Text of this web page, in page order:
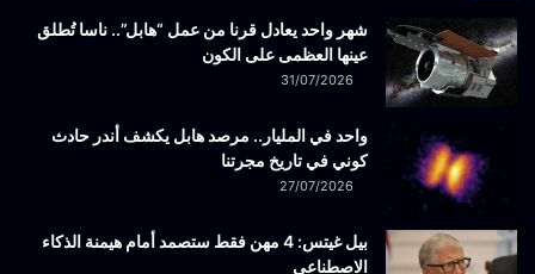
شهر واحد يعادل قرنا من عمل “هابل”.. ناسا تُطلق
عينها العظمى على الكون
31/07/2026
واحد في المليار.. مرصد هابل يكشف أندر حادث
كوني في تاريخ مجرتنا
27/07/2026
بيل غيتس: 4 مهن فقط ستصمد أمام هيمنة الذكاء
الاصطناعي